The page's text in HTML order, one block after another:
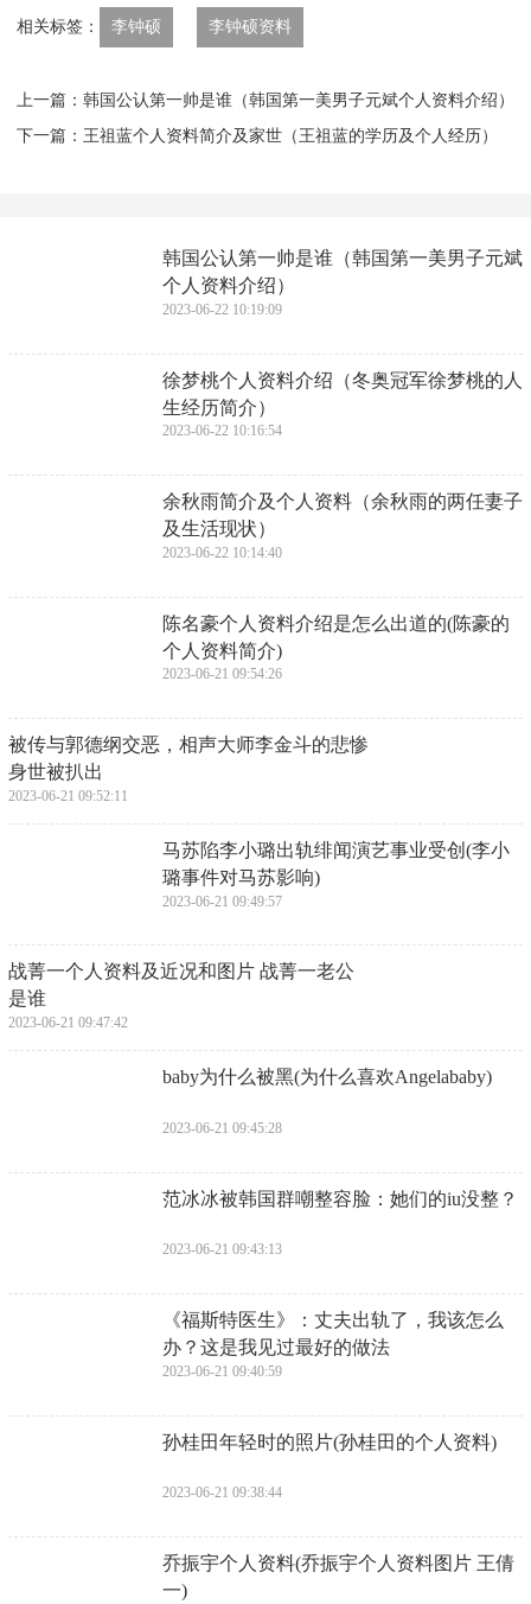
相关标签： ​李钟硕 ​李钟硕资料
上一篇： ​韩国公认第一帅是谁（韩国第一美男子元斌个人资料介绍）
下一篇： ​王祖蓝个人资料简介及家世（王祖蓝的学历及个人经历）
​韩国公认第一帅是谁（韩国第一美男子元斌
个人资料介绍）
2023-06-22 10:19:09
​徐梦桃个人资料介绍（冬奥冠军徐梦桃的人
生经历简介）
2023-06-22 10:16:54
​余秋雨简介及个人资料（余秋雨的两任妻子
及生活现状）
2023-06-22 10:14:40
​陈名豪个人资料介绍是怎么出道的(陈豪的
个人资料简介)
2023-06-21 09:54:26
​被传与郭德纲交恶，相声大师李金斗的悲惨
身世被扒出
2023-06-21 09:52:11
​马苏陷李小璐出轨绯闻演艺事业受创(李小
璐事件对马苏影响)
2023-06-21 09:49:57
​战菁一个人资料及近况和图片 战菁一老公
是谁
2023-06-21 09:47:42
​baby为什么被黑(为什么喜欢Angelababy)
2023-06-21 09:45:28
​范冰冰被韩国群嘲整容脸：她们的iu没整？
2023-06-21 09:43:13
​《福斯特医生》：丈夫出轨了，我该怎么
办？这是我见过最好的做法
2023-06-21 09:40:59
​孙桂田年轻时的照片(孙桂田的个人资料)
2023-06-21 09:38:44
​乔振宇个人资料(乔振宇个人资料图片 王倩
一)